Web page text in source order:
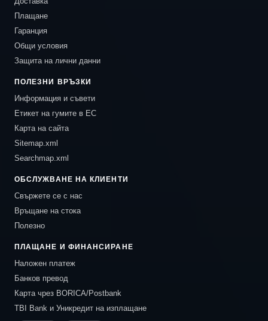
Плащане
Гаранция
Общи условия
Защита на лични данни
ПОЛЕЗНИ ВРЪЗКИ
Информация и съвети
Етикет на гумите в ЕС
Карта на сайта
Sitemap.xml
Searchmap.xml
ОБСЛУЖВАНЕ НА КЛИЕНТИ
Свържете се с нас
Връщане на стока
Полезно
ПЛАЩАНЕ И ФИНАНСИРАНЕ
Наложен платеж
Банков превод
Карта чрез BORICA/Postbank
TBI Bank и Уникредит на изплащане